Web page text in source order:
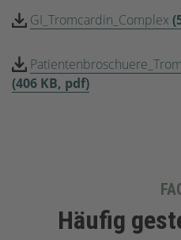
GI_Tromcardin_Complex
(406 KB, pdf)
Häufig